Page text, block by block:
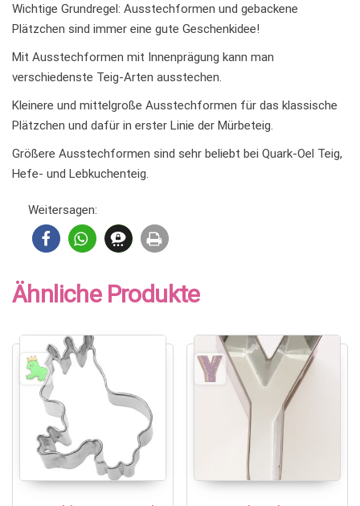
Wichtige Grundregel: Ausstechformen und gebackene
Plätzchen sind immer eine gute Geschenkidee!
Mit Ausstechformen mit Innenprägung kann man
verschiedenste Teig-Arten ausstechen.
Kleinere und mittelgroße Ausstechformen für das klassische
Plätzchen und dafür in erster Linie der Mürbeteig.
Größere Ausstechformen sind sehr beliebt bei Quark-Oel Teig,
Hefe- und Lebkuchenteig.
Weitersagen:
Ähnliche Produkte